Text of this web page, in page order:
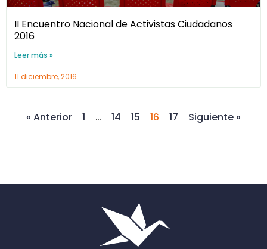
II Encuentro Nacional de Activistas Ciudadanos
2016
Leer más »
11 diciembre, 2016
« Anterior 1 … 14 15 16 17 Siguiente »